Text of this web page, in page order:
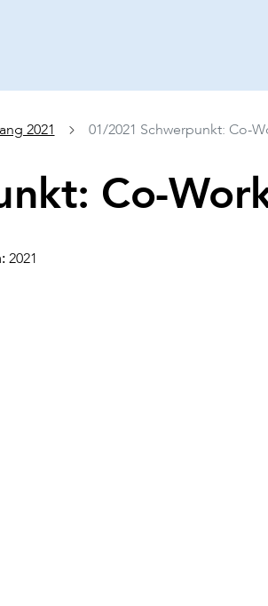
2021 01/2021 Schwerpunkt: Co-
Co-
2021